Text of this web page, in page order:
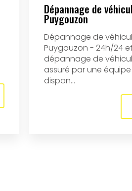
Dépannage de
Puygouzon
Dépannage de
Puygouzon - 24h/24
dépannage de
assuré par une
dispon...